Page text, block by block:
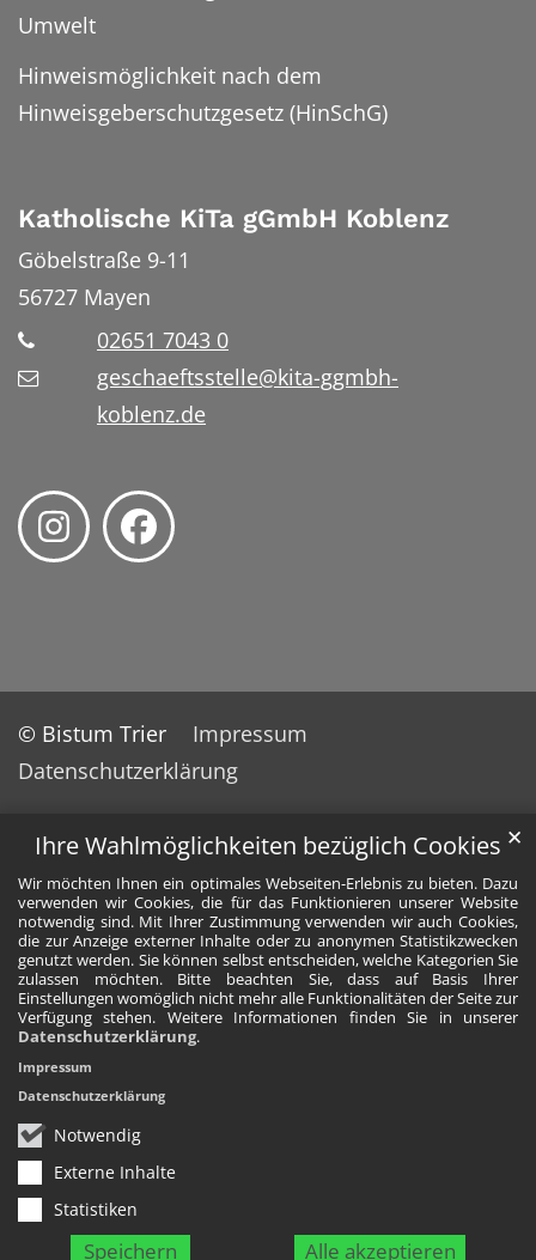
Ihre Wahlmöglichkeiten bezüglich Cookies
Wir möchten Ihnen ein optimales Webseiten-Erlebnis zu bieten. Dazu
verwenden wir Cookies, die für das Funktionieren unserer Website
notwendig sind. Mit Ihrer Zustimmung verwenden wir auch Cookies,
die zur Anzeige externer Inhalte oder zu anonymen Statistikzwecken
genutzt werden. Sie können selbst entscheiden, welche Kategorien Sie
zulassen möchten. Bitte beachten Sie, dass auf Basis Ihrer
Einstellungen womöglich nicht mehr alle Funktionalitäten der Seite zur
Verfügung stehen. Weitere Informationen finden Sie in unserer
Datenschutzerklärung.
Notwendig
Externe Inhalte
Statistiken
Speichern Alle akzeptieren
✕
Impressum
Datenschutzerklärung
Umwelt
Hinweismöglichkeit nach dem
Hinweisgeberschutzgesetz (HinSchG)
Katholische KiTa gGmbH Koblenz
Göbelstraße 9-11
56727 Mayen
02651 7043 0
geschaeftsstelle@kita-ggmbh-
koblenz.de
© Bistum Trier
Impressum
Datenschutzerklärung